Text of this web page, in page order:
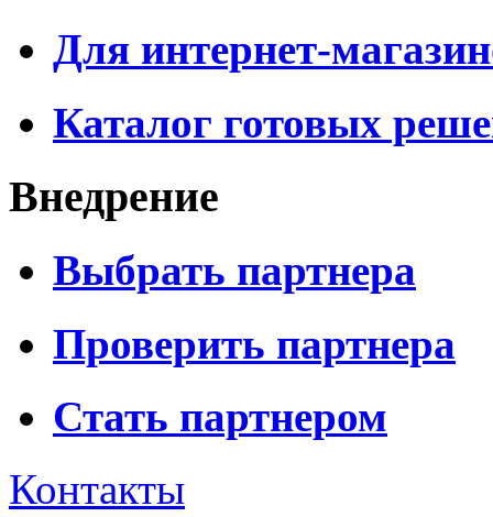
Для интернет-
Каталог готовых
Внедрение
Выбрать партнера
Проверить партнера
Стать партнером
Контакты